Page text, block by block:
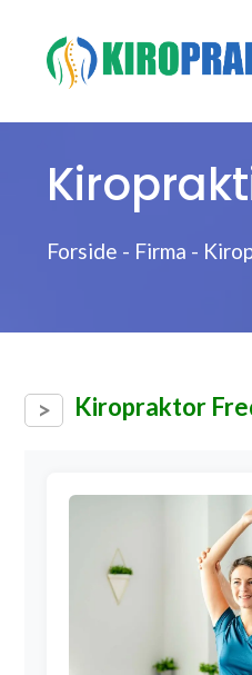
indhold
Forside - Firma -
Kiropraktor